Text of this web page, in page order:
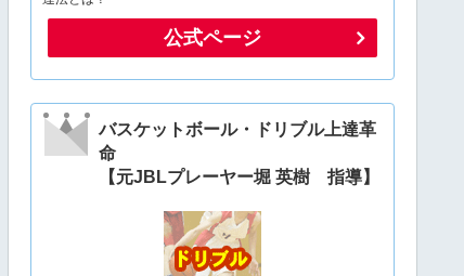
公式ページ
バスケットボール・ドリブル上達革
命
【元JBLプレーヤー堀 英樹 指導】